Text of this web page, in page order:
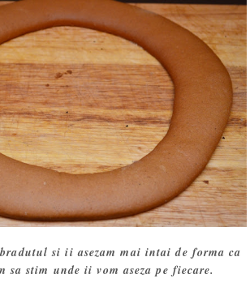
si ii asezam mai intai de forma ca
sa stim unde ii vom aseza pe fiecare.